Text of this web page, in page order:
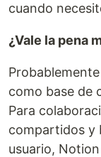
cuando
¿Vale la pena
como base de
Para
compartidos y
usuario,